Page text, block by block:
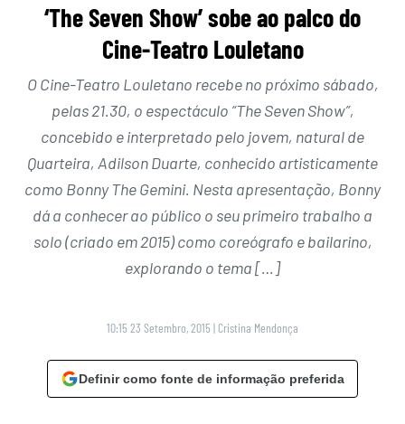
‘The Seven Show’ sobe ao palco do
Cine-Teatro Louletano
O Cine-Teatro Louletano recebe no próximo sábado,
pelas 21.30, o espectáculo “The Seven Show”,
concebido e interpretado pelo jovem, natural de
Quarteira, Adilson Duarte, conhecido artisticamente
como Bonny The Gemini. Nesta apresentação, Bonny
dá a conhecer ao público o seu primeiro trabalho a
solo (criado em 2015) como coreógrafo e bailarino,
explorando o tema […]
10:15 23 Setembro, 2015 | Cristina Mendonça
Definir como fonte de informação preferida